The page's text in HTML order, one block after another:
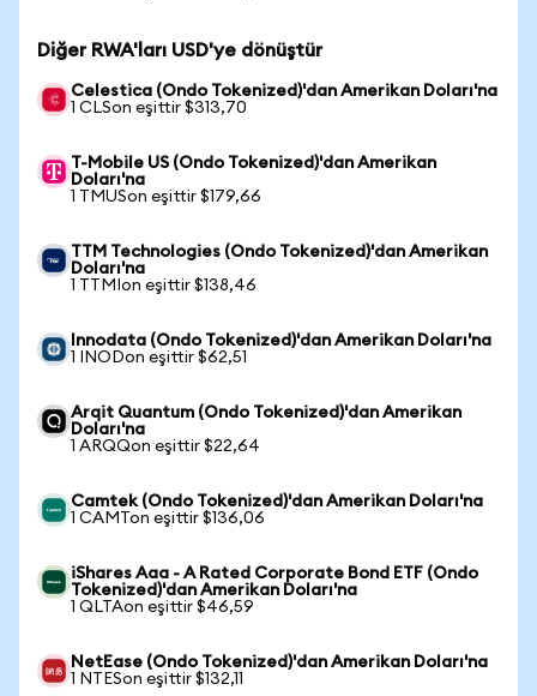
Diğer RWA'ları USD'ye dönüştür
Celestica (Ondo Tokenized)'dan Amerikan Doları'na
1 CLSon eşittir $313,70
T-Mobile US (Ondo Tokenized)'dan Amerikan
Doları'na
1 TMUSon eşittir $179,66
TTM Technologies (Ondo Tokenized)'dan Amerikan
Doları'na
1 TTMIon eşittir $138,46
Innodata (Ondo Tokenized)'dan Amerikan Doları'na
1 INODon eşittir $62,51
Arqit Quantum (Ondo Tokenized)'dan Amerikan
Doları'na
1 ARQQon eşittir $22,64
Camtek (Ondo Tokenized)'dan Amerikan Doları'na
1 CAMTon eşittir $136,06
iShares Aaa - A Rated Corporate Bond ETF (Ondo
Tokenized)'dan Amerikan Doları'na
1 QLTAon eşittir $46,59
NetEase (Ondo Tokenized)'dan Amerikan Doları'na
1 NTESon eşittir $132,11